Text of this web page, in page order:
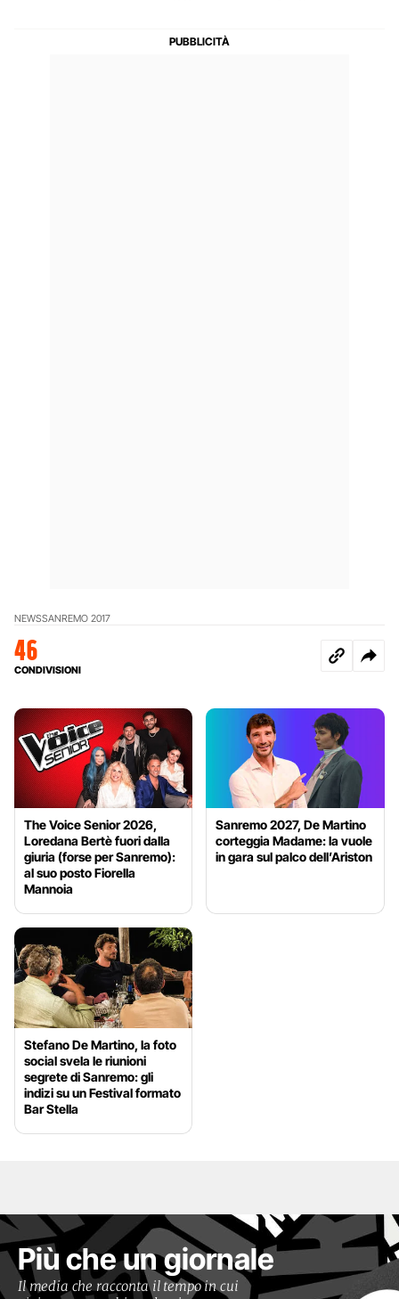
NEWSSANREMO 2017
46
CONDIVISIONI
The Voice Senior 2026,
Loredana Bertè fuori dalla
giuria (forse per Sanremo):
al suo posto Fiorella
Mannoia
Sanremo 2027, De Martino
corteggia Madame: la vuole
in gara sul palco dell’Ariston
Stefano De Martino, la foto
social svela le riunioni
segrete di Sanremo: gli
indizi su un Festival formato
Bar Stella
Più che un giornale
Il media che racconta il tempo in cui